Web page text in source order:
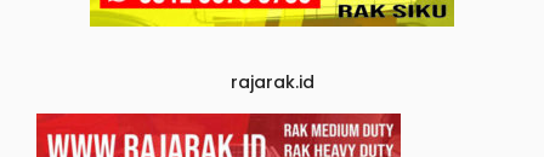
rajarak.id